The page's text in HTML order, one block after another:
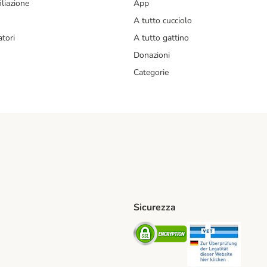
App
A tutto cucciolo
A tutto gattino
Donazioni
Categorie
Method
Shipping Method
Sicurezza
Security